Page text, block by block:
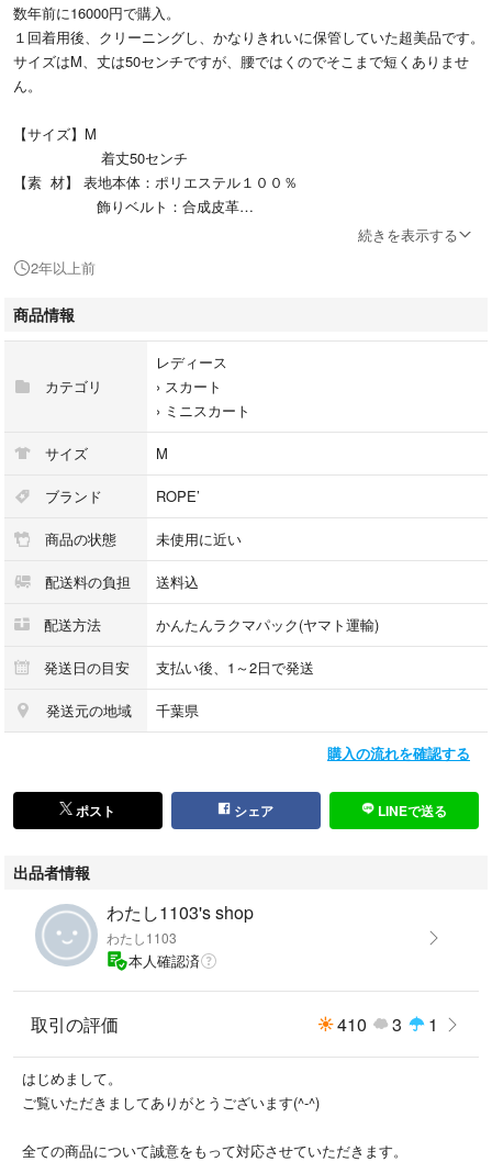
数年前に16000円で購入。
１回着用後、クリーニングし、かなりきれいに保管していた超美品です。
サイズはM、丈は50センチですが、腰ではくのでそこまで短くありませ
ん。
【サイズ】M
着丈50センチ
【素 材】 表地本体：ポリエステル１００％
飾りベルト：合成皮革
これからの季節も、タイツやブーツと合わせてはけるし、ネイビー×レザ
ーベルトは合わせやすいので最高です！
続きを表示する
2年以上前
商品情報
カテゴリ
レディース
› スカート
› ミニスカート
サイズ M
ブランド ROPE’
商品の状態 未使用に近い
配送料の負担 送料込
配送方法 かんたんラクマパック(ヤマト運輸)
発送日の目安 支払い後、1～2日で発送
発送元の地域 千葉県
購入の流れを確認する
ポスト シェア LINEで送る
出品者情報
わたし1103's shop
わたし1103
本人確認済
取引の評価 410 3 1
はじめまして。
ご覧いただきましてありがとうございます(^-^)
全ての商品について誠意をもって対応させていただきます。